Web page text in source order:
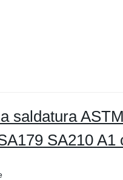
saldatura
SA210 A1